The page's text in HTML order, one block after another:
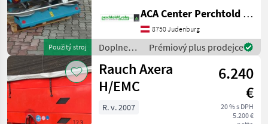
Použitý stroj
STOP&GO Abschaltung
rechts/links +
Spurführungssystem Sulky
Matrix 570 + Abdeckplane +
E
ACA Center Perchtold - Perchtold & Sohn GmbH
8750 Judenburg
Doplnenie
živin a
polievanie
/ Sulky
Prémiový plus prodejce
Rauch Axera
H/EMC
6.240
€
20 % s DPH
5.200 €
R. v. 2007